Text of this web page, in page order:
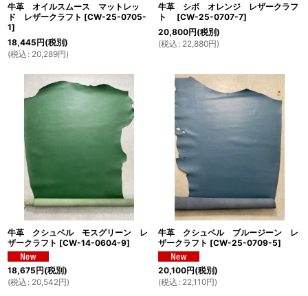
牛革 オイルスムース マットレッ
ド レザークラフト [CW-25-0705-
1]
18,445円(税別)
(税込 : 20,289円)
牛革 シボ オレンジ レザークラフ
ト
[CW-25-0707-7]
20,800円(税別)
(税込 : 22,880円)
牛革 クシュベル モスグリーン レ
ザークラフト [CW-14-0604-9]
18,675円(税別)
(税込 : 20,542円)
牛革 クシュベル ブルージーン レ
ザークラフト [CW-25-0709-5]
20,100円(税別)
(税込 : 22,110円)